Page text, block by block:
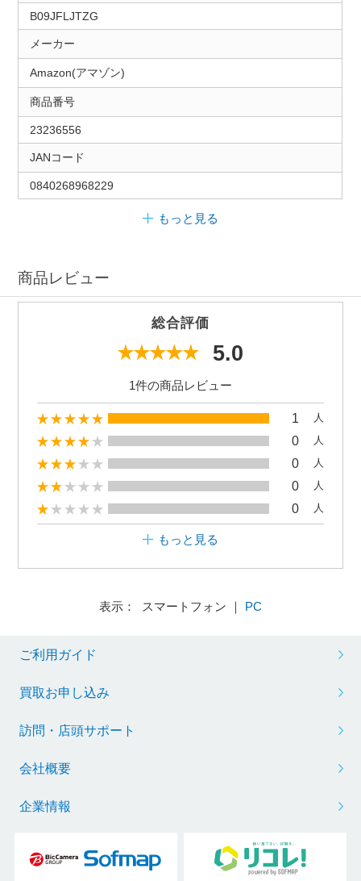
B09JFLJTZG
メーカー
Amazon(アマゾン)
商品番号
23236556
JANコード
0840268968229
もっと見る
商品レビュー
総合評価
5.0
1件の商品レビュー
1 人
0 人
0 人
0 人
0 人
もっと見る
表示： スマートフォン ｜ PC
ご利用ガイド
買取お申し込み
訪問・店頭サポート
会社概要
企業情報